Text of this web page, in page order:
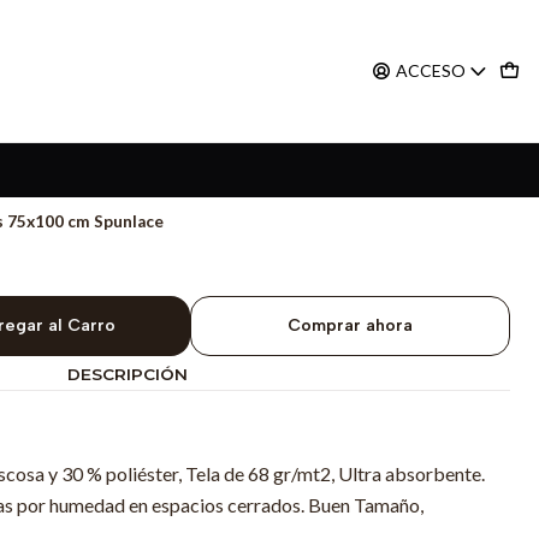
ACCESO
cm Spunlace
al Carro Comprar ahora
DESCRIPCIÓN
y 30 % poliéster, Tela de 68 gr/mt2, Ultra absorbente.
por humedad en espacios cerrados. Buen Tamaño,